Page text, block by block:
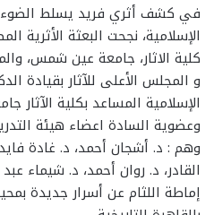
​في كشف أثري فريد يسلط
الإسلامية، نجحت البعثة الأثرية
كلية الاثار، جامعة عين شمس،
و المجلس الأعلى للآثار بقيادة
الإسلامية المساعد بكلية
وعضوية السادة اعضاء هيئة
وهم : د. أشجان أحمد، د. غادة
القادر، د. روان أحمد، د. شيماء
إماطة اللثام عن أسرار جديدة